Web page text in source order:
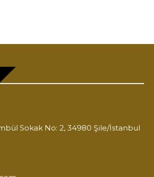
Sokak No: 2, 34980 Şile/İstanbul